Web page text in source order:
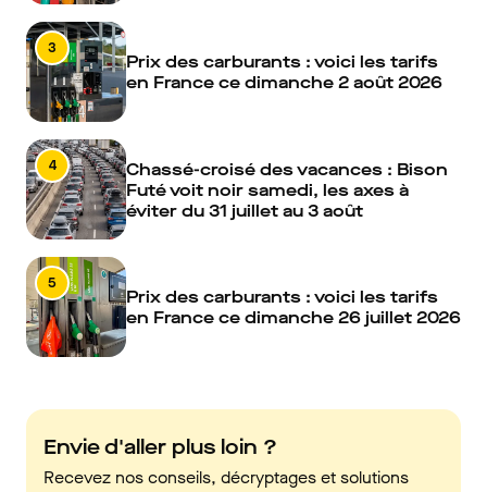
3
Prix des carburants : voici les tarifs
en France ce dimanche 2 août 2026
4
Chassé-croisé des vacances : Bison
Futé voit noir samedi, les axes à
éviter du 31 juillet au 3 août
5
Prix des carburants : voici les tarifs
en France ce dimanche 26 juillet 2026
Envie d'aller plus loin ?
Recevez nos conseils, décryptages et solutions